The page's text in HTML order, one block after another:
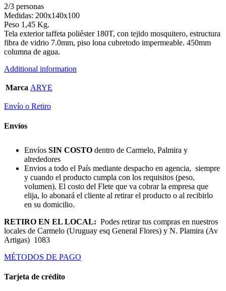
2/3 personas
Medidas: 200x140x100
Peso 1,45 Kg.
Tela exterior taffeta poliéster 180T, con tejido mosquitero, estructura
fibra de vidrio 7.0mm, piso lona cubretodo impermeable. 450mm
columna de agua.
Additional information
Marca ARYE
Envío o Retiro
Envíos
Envíos SIN COSTO dentro de Carmelo, Palmira y
alrededores
Envios a todo el País mediante despacho en agencia, siempre
y cuando el producto cumpla con los requisitos (peso,
volumen). El costo del Flete que va cobrar la empresa que
elija, lo abonará el cliente al retirar el producto o al recibirlo
en su domicilio.
RETIRO EN EL LOCAL: Podes retirar tus compras en nuestros
locales de Carmelo (Uruguay esq General Flores) y N. Plamira (Av
Artigas) 1083
MÉTODOS DE PAGO
Tarjeta de crédito